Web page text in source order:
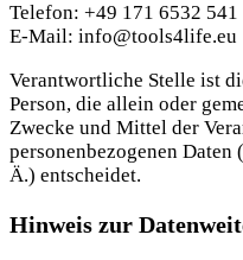
Telefon: +49 171 6532 541
E-Mail: info@tools4life.eu
Verantwortliche Stelle ist
Person, die allein oder
Zwecke und Mittel der
personenbezogenen
Ä.) entscheidet.
Hinweis zur